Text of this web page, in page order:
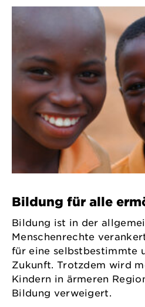
Bildung für alle
Bildung ist in der
Menschenrechte
für eine selbstbestimmte
Zukunft. Trotzdem wird
Kindern in ärmeren
Bildung verweigert.